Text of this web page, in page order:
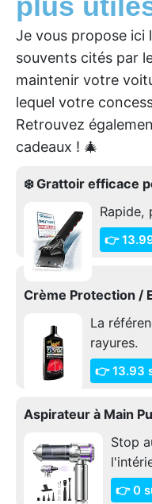
Je vous propose ici
souvents cités par
maintenir votre
lequel votre
Retrouvez
cadeaux ! 🎄
❄️ Grattoir efficace
Rapide,
👉
Crème Protection /
La
rayures.
👉 13.93
Aspirateur à Main
Stop
👉 0